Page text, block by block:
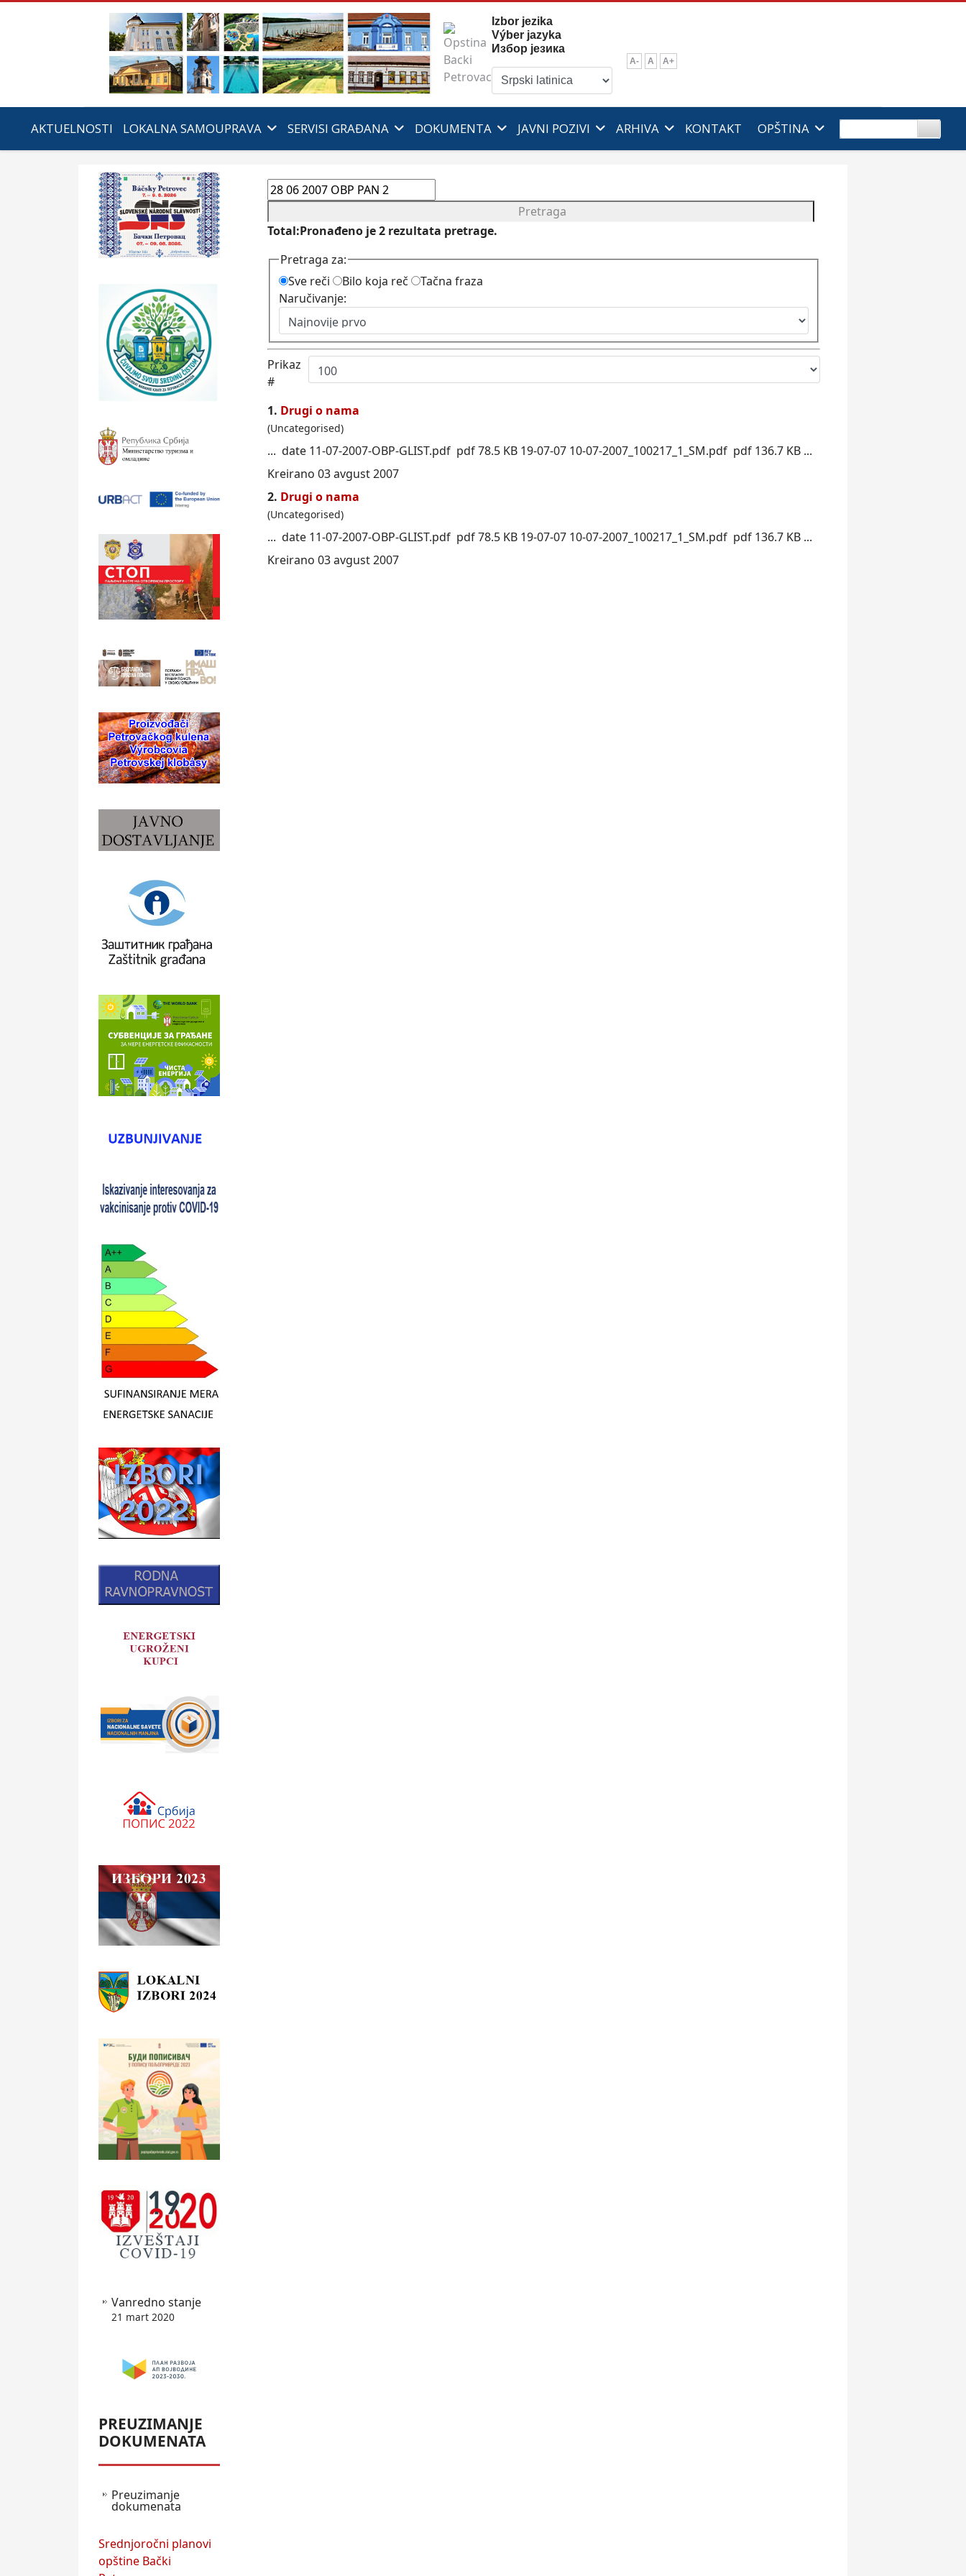
Izbor jezika
Výber jazyka
Избор језика
A- A A+
AKTUELNOSTI LOKALNA SAMOUPRAVA SERVISI GRAĐANA DOKUMENTA JAVNI POZIVI ARHIVA KONTAKT OPŠTINA
Vanredno stanje
21 mart 2020
PREUZIMANJE
DOKUMENATA
Preuzimanje
dokumenata
Srednjoročni planovi
opštine Bački
Pretraga
Total:Pronađeno je2 rezultata pretrage.
Pretraga za:
Sve reči
Bilo koja reč Tačna fraza
Naručivanje:
Prikaz
#
1. Drugi o nama
(Uncategorised)
... date 11-07-2007-OBP-GLIST.pdf pdf 78.5 KB 19-07-07 10-07-2007_100217_1_SM.pdf pdf 136.7 KB ...
Kreirano 03 avgust 2007
2. Drugi o nama
(Uncategorised)
... date 11-07-2007-OBP-GLIST.pdf pdf 78.5 KB 19-07-07 10-07-2007_100217_1_SM.pdf pdf 136.7 KB ...
Kreirano 03 avgust 2007